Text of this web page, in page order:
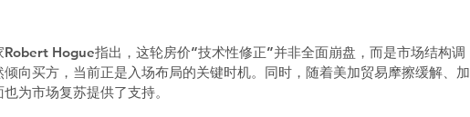
Hogue指出，这轮房价“技术性修正”并非全面崩盘，而是市场结构调
向买方，当前正是入场布局的关键时机。同时，随着美加贸易摩擦缓解、加
为市场复苏提供了支持。